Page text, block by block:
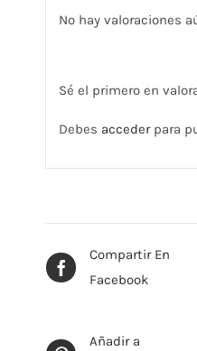
No hay valoraciones
Sé el primero en
Debes accederpara
Compartir En
Facebook
Añadir a